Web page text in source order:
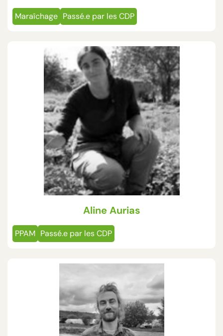
Maraîchage Passé.e par les CDP
Aline Aurias
PPAM Passé.e par les CDP